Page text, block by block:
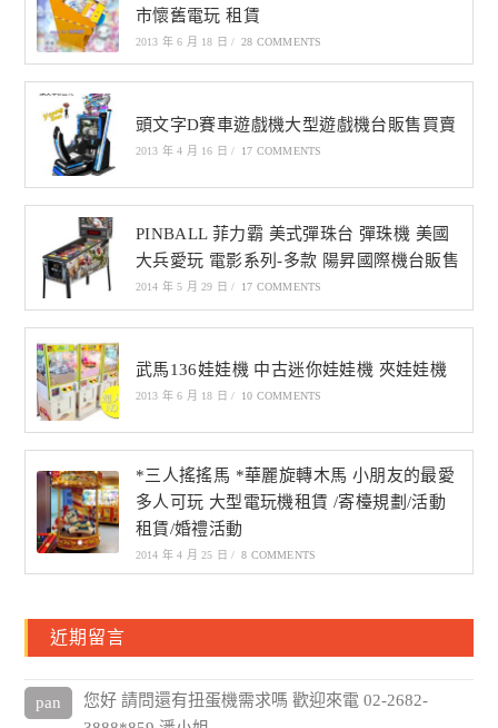
市懷舊電玩 租賃
2013 年 6 月 18 日 / 28 COMMENTS
頭文字D賽車遊戲機大型遊戲機台販售買賣
2013 年 4 月 16 日 / 17 COMMENTS
PINBALL 菲力霸 美式彈珠台 彈珠機 美國
大兵愛玩 電影系列-多款 陽昇國際機台販售
2014 年 5 月 29 日 / 17 COMMENTS
武馬136娃娃機 中古迷你娃娃機 夾娃娃機
2013 年 6 月 18 日 / 10 COMMENTS
*三人搖搖馬 *華麗旋轉木馬 小朋友的最愛
多人可玩 大型電玩機租賃 /寄檯規劃/活動
租賃/婚禮活動
2014 年 4 月 25 日 / 8 COMMENTS
近期留言
pan
您好 請問還有扭蛋機需求嗎 歡迎來電 02-2682-